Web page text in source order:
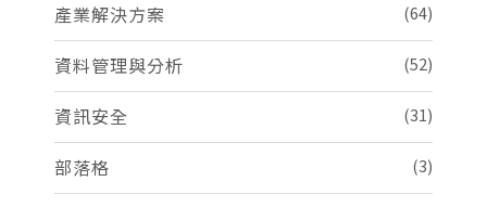
產業解決方案 (64)
資料管理與分析 (52)
資訊安全 (31)
部落格 (3)